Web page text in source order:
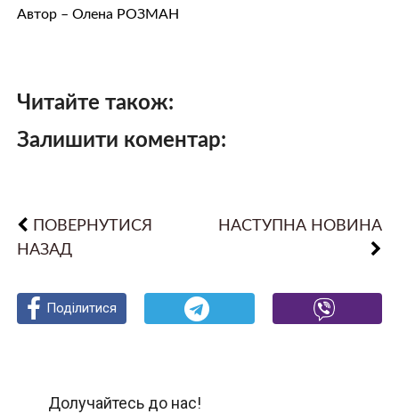
Автор – Олена РОЗМАН
Читайте також:
Залишити коментар:
ПОВЕРНУТИСЯ
НАЗАД
НАСТУПНА НОВИНА
Поділитися
Поділитися
Поділитися
Долучайтесь до нас!